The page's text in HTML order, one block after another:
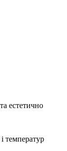
естетично
температур